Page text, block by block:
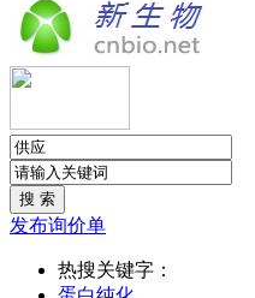
发布询价单
热搜关键字：